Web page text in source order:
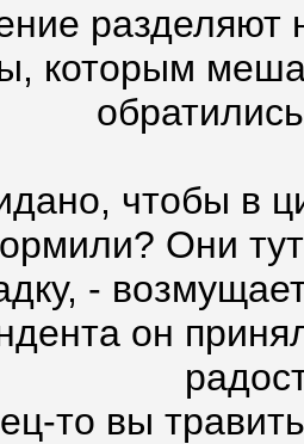
разделяют
которым
чтобы в
Они
-
он
то вы